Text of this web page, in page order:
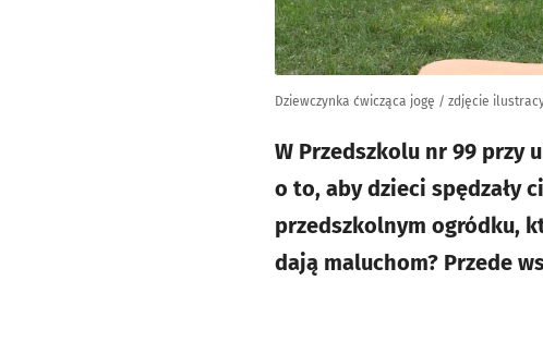
Dziewczynka ćwicząca jogę / zdjęcie
W Przedszkolu nr 99 przy
o to, aby dzieci spędzały
przedszkolnym ogródku,
dają maluchom? Przede